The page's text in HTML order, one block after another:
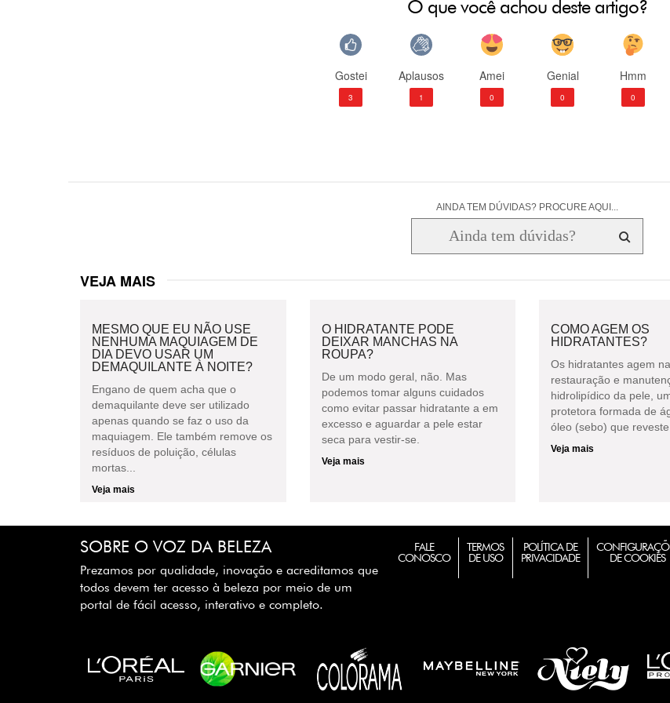
O que você achou deste artigo?
Gostei
3
Aplausos
1
Amei
0
Genial
0
Hmm
0
AINDA TEM DÚVIDAS? PROCURE AQUI...
VEJA MAIS
MESMO QUE EU NÃO USE
NENHUMA MAQUIAGEM DE
DIA DEVO USAR UM
DEMAQUILANTE À NOITE?
Engano de quem acha que o
demaquilante deve ser utilizado
apenas quando se faz o uso da
maquiagem. Ele também remove os
resíduos de poluição, células
mortas...
Veja mais
O HIDRATANTE PODE
DEIXAR MANCHAS NA
ROUPA?
De um modo geral, não. Mas
podemos tomar alguns cuidados
como evitar passar hidratante a em
excesso e aguardar a pele estar
seca para vestir-se.
Veja mais
COMO AGEM OS
HIDRATANTES?
Os hidratantes agem na
restauração e
hidrolipídico da pele,
protetora formada de
óleo (sebo) que
Veja mais
SOBRE O VOZ DA BELEZA
Prezamos por qualidade, inovação e acreditamos que
todos devem ter acesso à beleza por meio de um
portal de fácil acesso, interativo e completo.
FALE
CONOSCO
TERMOS
DE USO
POLÍTICA DE
PRIVACIDADE
DE COOKIES